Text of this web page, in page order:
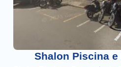
Shalon Piscina